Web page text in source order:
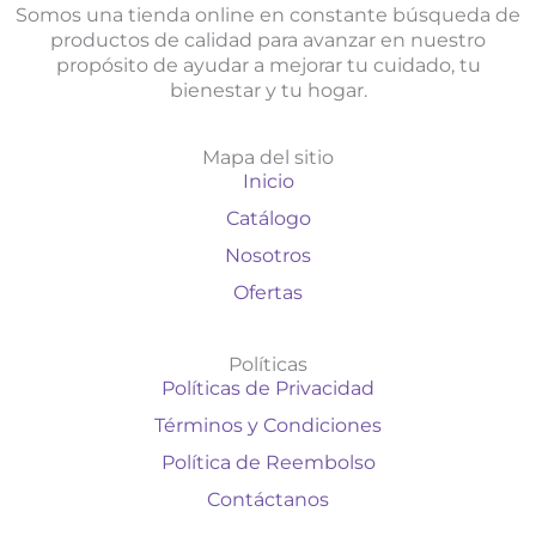
Somos una tienda online en constante búsqueda de
productos de calidad para avanzar en nuestro
propósito de ayudar a mejorar tu cuidado, tu
bienestar y tu hogar.
Mapa del sitio
Inicio
Catálogo
Nosotros
Ofertas
Políticas
Políticas de Privacidad
Términos y Condiciones
Política de Reembolso
Contáctanos